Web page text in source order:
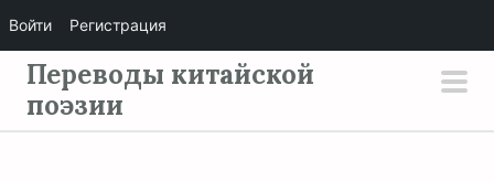
р
Переводы китайской
поэзии
Войти Регистрация